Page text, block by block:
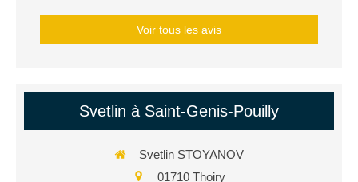
Voir tous les avis
Svetlin à Saint-Genis-Pouilly
Svetlin STOYANOV
01710 Thoiry